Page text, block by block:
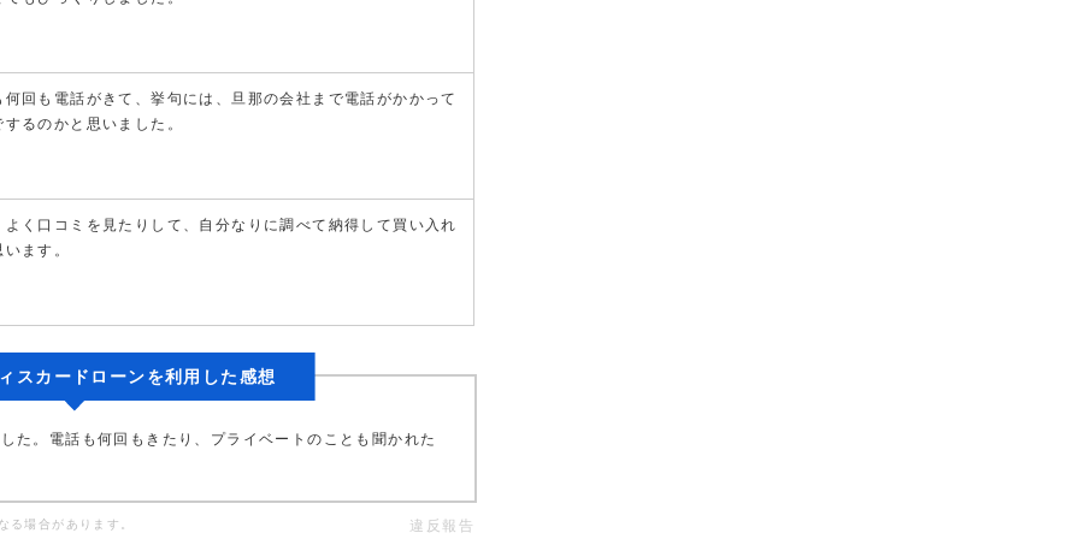
回も電話がきて、挙句には、旦那の会社まで電話がかかって
るのかと思いました。
く口コミを見たりして、自分なりに調べて納得して買い入れ
ます。
スカードローンを利用した感想
た。電話も何回もきたり、プライベートのことも聞かれた
場合があります。 違反報告